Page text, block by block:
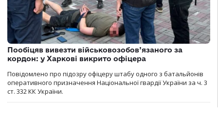
Пообіцяв вивезти військовозобов’язаного за
кордон: у Харкові викрито офіцера
Повідомлено про підозру офіцеру штабу одного з батальйонів
оперативного призначення Національної гвардії України за ч. 3
ст. 332 КК України.